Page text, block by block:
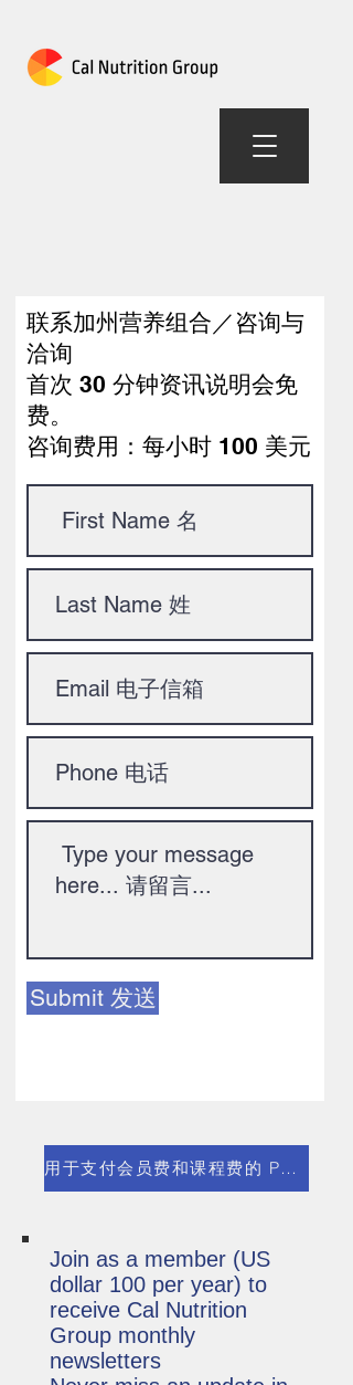
联系加州营养组合／咨询与
洽询
首次 30 分钟资讯说明会免
费。
咨询费用：每小时 100 美元
Submit 发送
用于支付会员费和课程费的 PayPal 链接
Join as a member (US
dollar 100 per year) to
receive Cal Nutrition
Group monthly
newsletters